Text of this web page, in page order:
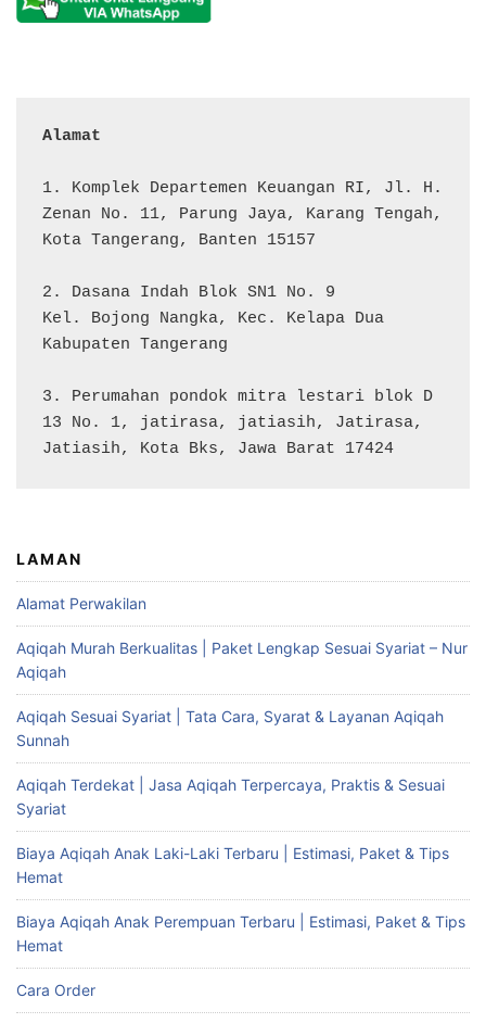
Alamat
1. Komplek Departemen Keuangan RI, Jl. H.
Zenan No. 11, Parung Jaya, Karang Tengah,
Kota Tangerang, Banten 15157
2. Dasana Indah Blok SN1 No. 9
Kel. Bojong Nangka, Kec. Kelapa Dua
Kabupaten Tangerang
3. Perumahan pondok mitra lestari blok D
13 No. 1, jatirasa, jatiasih, Jatirasa,
Jatiasih, Kota Bks, Jawa Barat 17424
LAMAN
Alamat Perwakilan
Aqiqah Murah Berkualitas | Paket Lengkap Sesuai Syariat – Nur
Aqiqah
Aqiqah Sesuai Syariat | Tata Cara, Syarat & Layanan Aqiqah
Sunnah
Aqiqah Terdekat | Jasa Aqiqah Terpercaya, Praktis & Sesuai
Syariat
Biaya Aqiqah Anak Laki-Laki Terbaru | Estimasi, Paket & Tips
Hemat
Biaya Aqiqah Anak Perempuan Terbaru | Estimasi, Paket & Tips
Hemat
Cara Order